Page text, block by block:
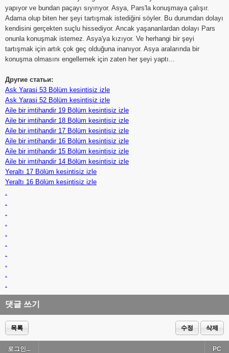
yapıyor ve bundan paçayı sıyırıyor. Asya, Pars'la konuşmaya çalışır.
Adama olup biten her şeyi tartışmak istediğini söyler. Bu durumdan dolayı
kendisini gerçekten suçlu hissediyor. Ancak yaşananlardan dolayı Pars
onunla konuşmak istemez. Asya'ya kızıyor. Ve herhangi bir şeyi
tartışmak için artık çok geç olduğuna inanıyor. Asya aralarında bir
konuşma olmasını engellemek için zaten her şeyi yaptı...
Другие статьи:
Ask Yarasi 53 Bölüm kesintisiz izle
Ask Yarasi 52 Bölüm kesintisiz izle
Aile bir imtihandir 19 Bölüm kesintisiz izle
Aile bir imtihandir 18 Bölüm kesintisiz izle
Aile bir imtihandir 17 Bölüm kesintisiz izle
Aile bir imtihandir 16 Bölüm kesintisiz izle
Aile bir imtihandir 15 Bölüm kesintisiz izle
Aile bir imtihandir 14 Bölüm kesintisiz izle
Yeraltı 17 Bölüm kesintisiz izle
Yeraltı 16 Bölüm kesintisiz izle
댓글 쓰기
목록 수정 삭제
로그인... PC